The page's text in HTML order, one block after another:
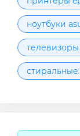
ноутбуки